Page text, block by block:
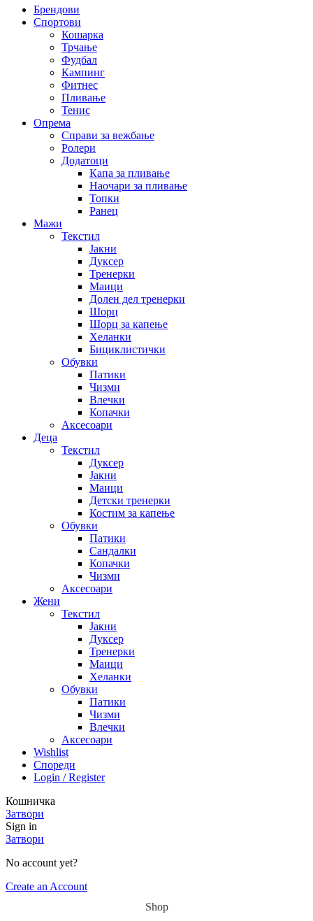
Брендови
Спортови
Кошарка
Трчање
Фудбал
Кампинг
Фитнес
Пливање
Тенис
Опрема
Справи за вежбање
Ролери
Додатоци
Капа за пливање
Наочари за пливање
Топки
Ранец
Мажи
Текстил
Јакни
Дуксер
Тренерки
Маици
Долен дел тренерки
Шорц
Шорц за капење
Хеланки
Бициклистички
Обувки
Патики
Чизми
Влечки
Копачки
Аксесоари
Деца
Текстил
Дуксер
Јакни
Маици
Детски тренерки
Костим за капење
Обувки
Патики
Сандалки
Копачки
Чизми
Аксесоари
Жени
Текстил
Јакни
Дуксер
Тренерки
Маици
Хеланки
Обувки
Патики
Чизми
Влечки
Аксесоари
Wishlist
Спореди
Login / Register
Кошничка
Затвори
Sign in
Затвори
No account yet?
Create an Account
Shop